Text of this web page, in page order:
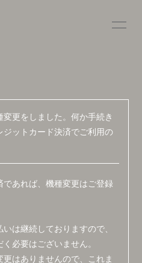
更をしました。何か手続き
ジットカード決済でご利用の
であれば、機種変更はご登録
は継続しておりますので、
必要はございません。
はありませんので、これま